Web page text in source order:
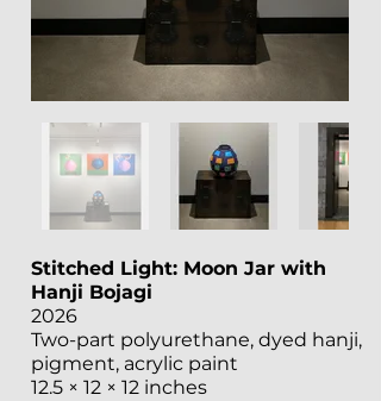
Stitched Light: Moon Jar with
Hanji Bojagi
2026
Two-part polyurethane, dyed hanji,
pigment, acrylic paint
12.5 × 12 × 12 inches